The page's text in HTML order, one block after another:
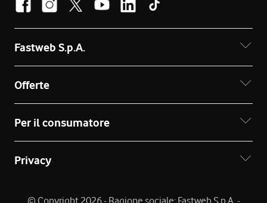
Fastweb S.p.A.
Offerte
Per il consumatore
Privacy